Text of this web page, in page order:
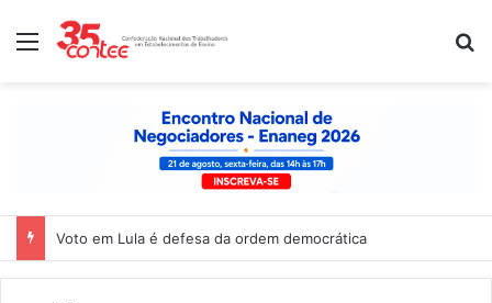
Menu
Voto em Lula é defesa da ordem democrática